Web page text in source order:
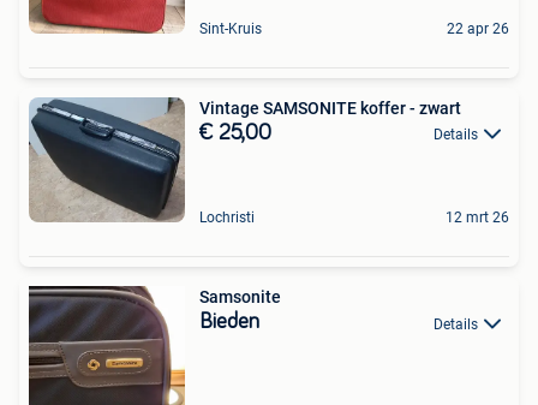
Sint-Kruis 22 apr 26
Vintage SAMSONITE koffer - zwart
€ 25,00 Details
Lochristi 12 mrt 26
Samsonite
Bieden Details